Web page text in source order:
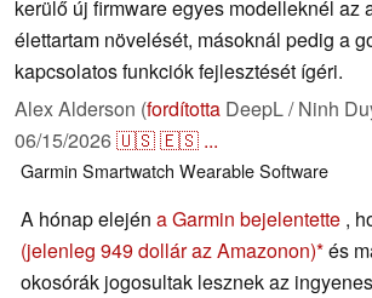
kerülő új firmware egyes modelleknél az
élettartam növelését, másoknál pedig a
kapcsolatos funkciók fejlesztését ígéri.
Alex Alderson (fordította DeepL / Ninh
06/15/2026🇺🇸🇪🇸 ...
Garmin Smartwatch WearableSoftware
A hónap elején a Garmin bejelentette ,
(jelenleg 949 dollár az Amazonon) és
okosórák jogosultak lesznek az